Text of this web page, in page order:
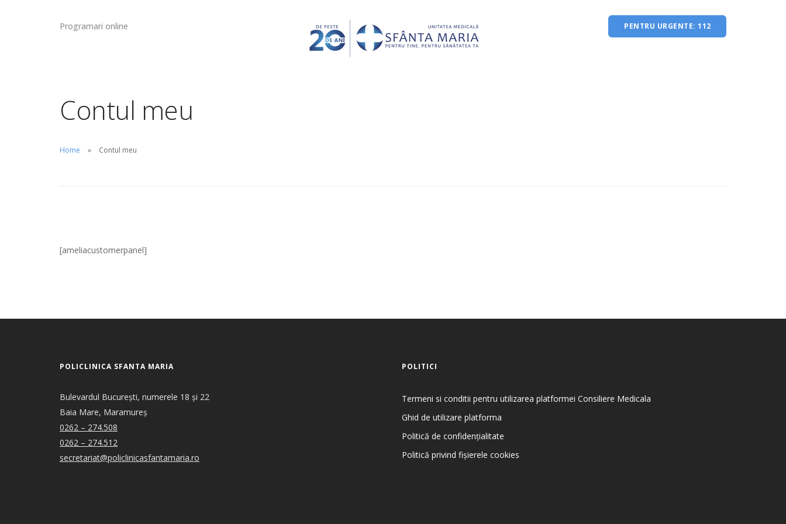
Programari online PENTRU URGENTE: 112
Contul meu
Home Contul meu
[ameliacustomerpanel]
POLICLINICA SFANTA MARIA
Bulevardul București, numerele 18 și 22
Baia Mare, Maramureș
0262 – 274.508
0262 – 274.512
secretariat@policlinicasfantamaria.ro
POLITICI
Termeni si conditii pentru utilizarea platformei Consiliere Medicala
Ghid de utilizare platforma
Politică de confidențialitate
Politică privind fișierele cookies